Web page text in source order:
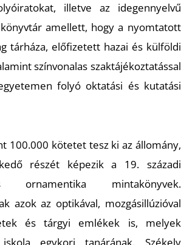
illetve az idegennyelvű
amellett, hogy a nyomtatott
tárháza, előfizetett hazai és külföldi
színvonalas szaktájékoztatással
folyó oktatási és kutatási
100.000 kötetet tesz ki az állomány,
részét képezik a 19. századi
ornamentika mintakönyvek.
azok az optikával, mozgásillúzióval
és tárgyi emlékek is, melyek